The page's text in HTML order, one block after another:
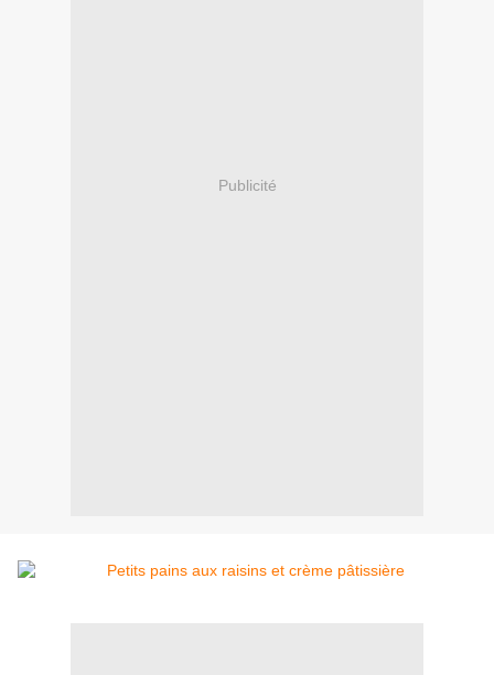
Publicité